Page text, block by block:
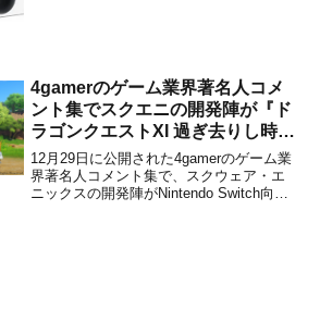
4gamerのゲーム業界著名人コメ
ント集でスクエニの開発陣が『ド
ラゴンクエストXI 過ぎ去りし時を
求めて S』について言及！
12月29日に公開された4gamerのゲーム業
界著名人コメント集で、スクウェア・エ
ニックスの開発陣がNintendo Switch向け